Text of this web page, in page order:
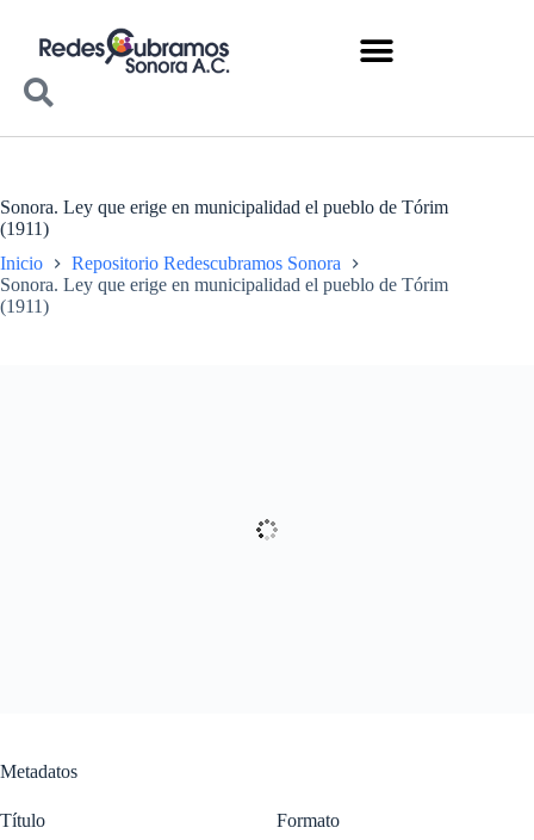
Sonora. Ley que erige en municipalidad el pueblo de Tórim
(1911)
Inicio
Repositorio Redescubramos Sonora
Sonora. Ley que erige en municipalidad el pueblo de Tórim
(1911)
Metadatos
Título Formato